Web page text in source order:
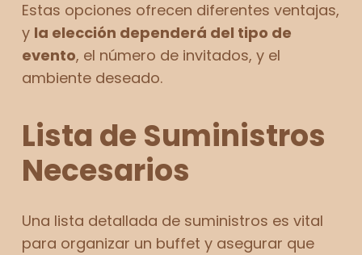
Estas opciones ofrecen diferentes ventajas,
y la elección dependerá del tipo de
evento, el número de invitados, y el
ambiente deseado.
Lista de Suministros
Necesarios
Una lista detallada de suministros es vital
para organizar un buffet y asegurar que